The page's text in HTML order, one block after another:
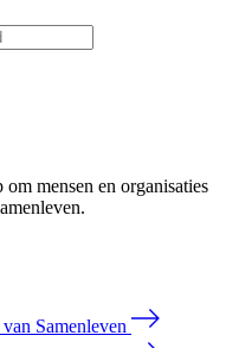
mensen en organisaties
Samenleven